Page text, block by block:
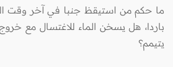
ما حكم من استيقظ جنبا في آخر وقت
باردا، هل يسخن الماء للاغتسال مع
يتيمم؟